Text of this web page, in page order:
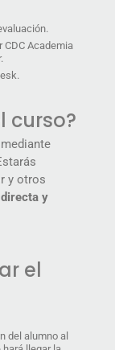
CDC Academia
curso?
y otros
y
el
del alumno al